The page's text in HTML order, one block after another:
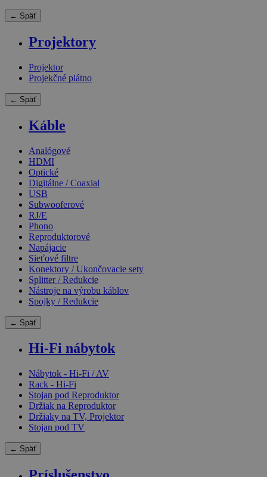
← Späť
Projektory
Projektor
Projekčné plátno
← Späť
Káble
Analógové
HDMI
Optické
Digitálne / Coaxial
USB
Subwooferové
RJ/E
Phono
Reproduktorové
Napájacie
Sieťové filtre
Konektory / Ukončovacie sety
Splitter / Redukcie
Nástroje na výrobu káblov
Spojky / Redukcie
← Späť
Hi-Fi nábytok
Nábytok - Hi-Fi / AV
Rack - Hi-Fi
Stojan pod Reproduktor
Držiak na Reproduktor
Držiaky na TV, Projektor
Stojan pod TV
← Späť